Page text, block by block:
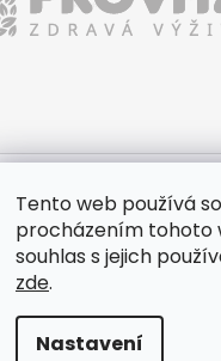
Tento web používá
procházením tohoto
souhlas s jejich
zde.
Nastavení
vyhrazena.